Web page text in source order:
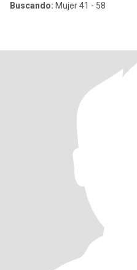
Buscando: Mujer 41 - 58